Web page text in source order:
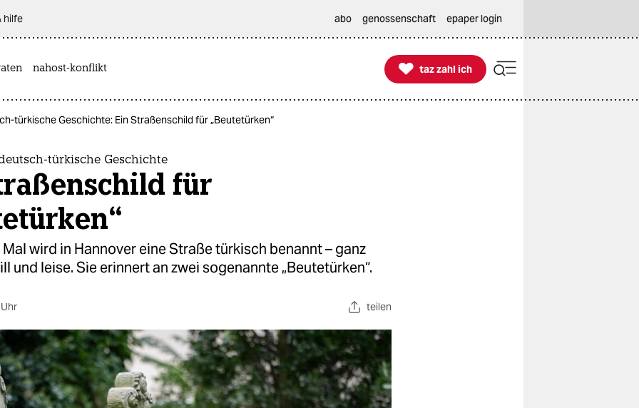
hilfe abo genossenschaft epaper login
nahost-konflikt 
taz zahl ich
taz zahl ich
türkische Geschichte: Ein Straßenschild für „Beutetürken“
türkische Geschichte
für
wird in Hannover eine Straße türkisch benannt – ganz
und leise. Sie erinnert an zwei sogenannte „Beutetürken“.
teilen